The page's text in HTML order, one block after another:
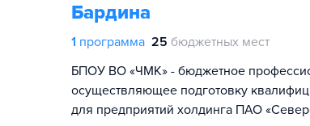
Бардина
1 программа 25 бюджетных мест
БПОУ ВО «ЧМК» - бюджетное
осуществляющее подготовку
для предприятий холдинга ПАО